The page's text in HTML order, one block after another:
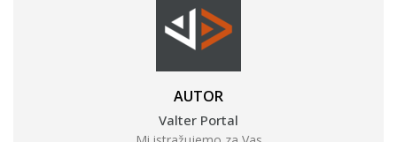
AUTOR
Valter Portal